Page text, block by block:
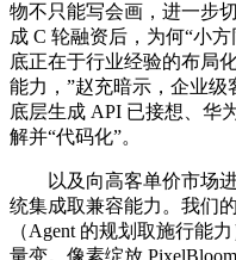
物不只能写会画，进一步
成 C 轮融资后，为何“小
底正在于行业经验的布局
能力，”赵充暗示，企业
底层生成 API 已接想、华
解并“代码化”。
以及向高客单价市场进
统集成取兼容能力。我们
（Agent 的规划取施行能
量变。像素绽放